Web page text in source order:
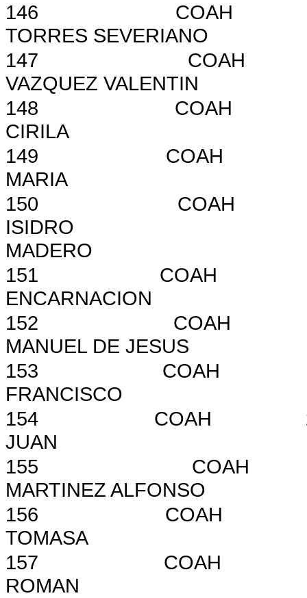
146 COAH
TORRES SEVERIANO
147 COAH
VAZQUEZ VALENTIN
148 COAH
CIRILA
149 COAH
MARIA
150 COAH
ISIDRO
MADERO
151 COAH
ENCARNACION
152 COAH
MANUEL DE JESUS
153 COAH
FRANCISCO
154 COAH
JUAN
155 COAH
MARTINEZ ALFONSO
156 COAH
TOMASA
157 COAH
ROMAN